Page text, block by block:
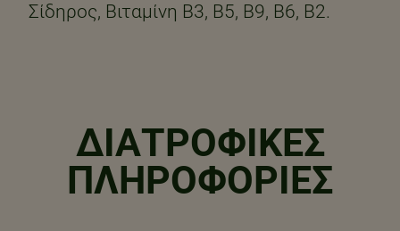
Σίδηρος, Βιταμίνη Β3, Β5, Β9, Β6, Β2.
ΔΙΑΤΡΟΦΙΚΈΣ
ΠΛΗΡΟΦΟΡΊΕΣ